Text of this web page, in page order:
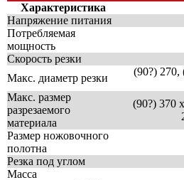
Характеристика
Напряжение питания
Потребляемая
мощность
Скорость резки
Макс. диаметр резки
(90?) 270,
Макс. размер
разрезаемого
материала
(90?) 370
Размер ножовочного
полотна
Резка под углом
Масса